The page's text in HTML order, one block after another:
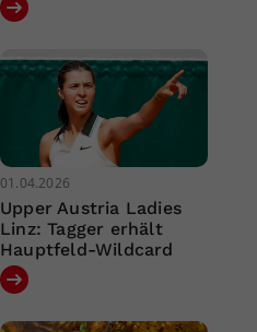
01.04.2026
Upper Austria Ladies
Linz: Tagger erhält
Hauptfeld-Wildcard